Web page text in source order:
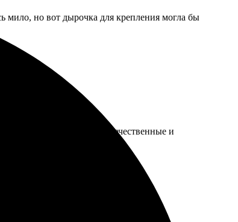
мило, но вот дырочка для крепления могла бы
быстро, футболки качественные и